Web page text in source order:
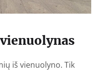
iš vienuolyno. Tik